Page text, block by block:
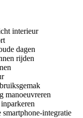
interieur
dagen
rijden
manoeuvreren
integratie